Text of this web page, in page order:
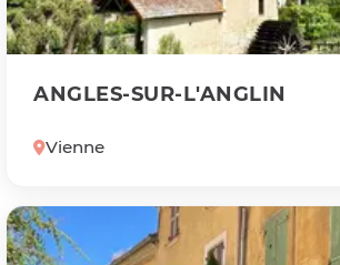
ANGLES-SUR-L'ANGLIN
Vienne